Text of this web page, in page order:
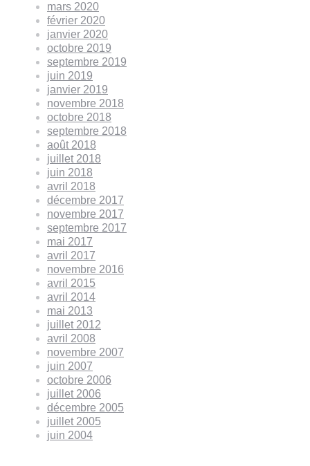
mars 2020
février 2020
janvier 2020
octobre 2019
septembre 2019
juin 2019
janvier 2019
novembre 2018
octobre 2018
septembre 2018
août 2018
juillet 2018
juin 2018
avril 2018
décembre 2017
novembre 2017
septembre 2017
mai 2017
avril 2017
novembre 2016
avril 2015
avril 2014
mai 2013
juillet 2012
avril 2008
novembre 2007
juin 2007
octobre 2006
juillet 2006
décembre 2005
juillet 2005
juin 2004